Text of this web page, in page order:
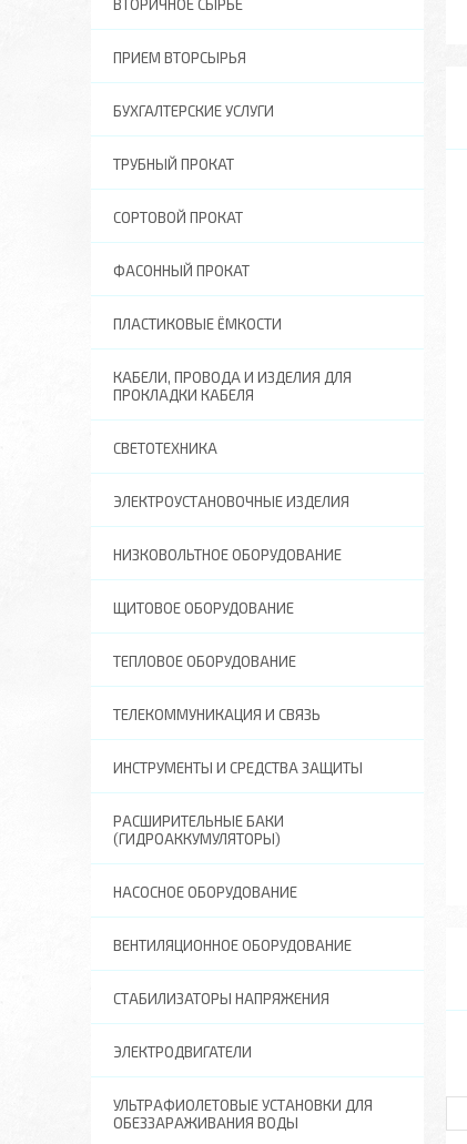
ВТОРИЧНОЕ СЫРЬЕ
ПРИЕМ ВТОРСЫРЬЯ
БУХГАЛТЕРСКИЕ УСЛУГИ
ТРУБНЫЙ ПРОКАТ
СОРТОВОЙ ПРОКАТ
ФАСОННЫЙ ПРОКАТ
ПЛАСТИКОВЫЕ ЁМКОСТИ
КАБЕЛИ, ПРОВОДА И ИЗДЕЛИЯ ДЛЯ
ПРОКЛАДКИ КАБЕЛЯ
СВЕТОТЕХНИКА
ЭЛЕКТРОУСТАНОВОЧНЫЕ ИЗДЕЛИЯ
НИЗКОВОЛЬТНОЕ ОБОРУДОВАНИЕ
ЩИТОВОЕ ОБОРУДОВАНИЕ
ТЕПЛОВОЕ ОБОРУДОВАНИЕ
ТЕЛЕКОММУНИКАЦИЯ И СВЯЗЬ
ИНСТРУМЕНТЫ И СРЕДСТВА ЗАЩИТЫ
РАСШИРИТЕЛЬНЫЕ БАКИ
(ГИДРОАККУМУЛЯТОРЫ)
НАСОСНОЕ ОБОРУДОВАНИЕ
ВЕНТИЛЯЦИОННОЕ ОБОРУДОВАНИЕ
СТАБИЛИЗАТОРЫ НАПРЯЖЕНИЯ
ЭЛЕКТРОДВИГАТЕЛИ
УЛЬТРАФИОЛЕТОВЫЕ УСТАНОВКИ ДЛЯ
ОБЕЗЗАРАЖИВАНИЯ ВОДЫ